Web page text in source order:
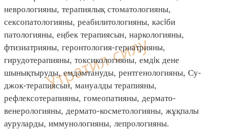
неврологияны, терапиялық стоматологияны,
сексопатологияны, реабилитологияны, кәсiби
патологияны, еңбек терапиясын, наркологияны,
фтизиатрияны, геронтология-гериатрияны,
гирудотерапияны, токсикологияны, емдiк дене
шынықтыруды, емдәмтануды, рентгенологияны, Су-
джок-терапиясын, мануалды терапияны,
рефлексотерапияны, гомеопатияны, дермато-
венерологияны, дермато-косметологияны, жұқпалы
ауруларды, иммунологияны, лепрологияны.